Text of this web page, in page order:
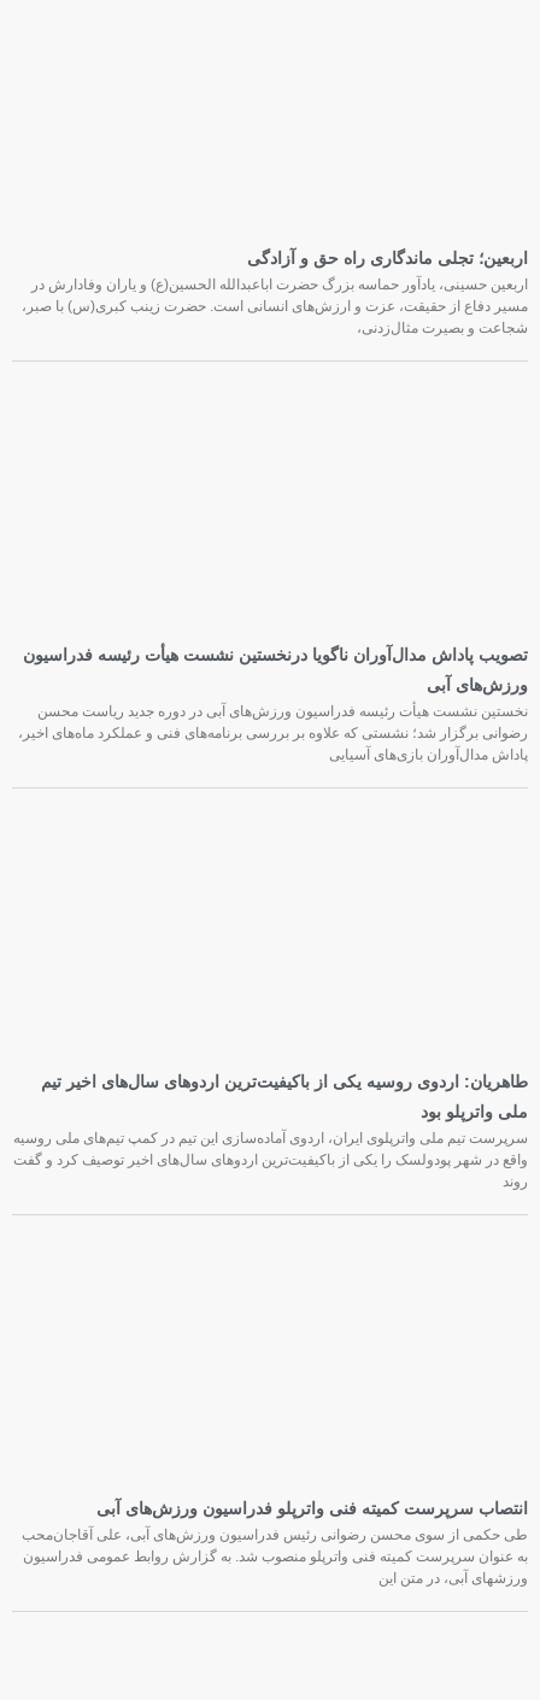
اربعین؛ تجلی ماندگاری راه حق و آزادگی
اربعین حسینی، یادآور حماسه بزرگ حضرت اباعبدالله الحسین(ع) و یاران وفادارش در
مسیر دفاع از حقیقت، عزت و ارزش‌های انسانی است. حضرت زینب کبری(س) با صبر،
شجاعت و بصیرت مثال‌زدنی،
تصویب پاداش مدال‌آوران ناگویا درنخستین نشست هیأت رئیسه فدراسیون
ورزش‌های آبی
نخستین نشست هیأت رئیسه فدراسیون ورزش‌های آبی در دوره جدید ریاست محسن
رضوانی برگزار شد؛ نشستی که علاوه بر بررسی برنامه‌های فنی و عملکرد ماه‌های اخیر،
پاداش مدال‌آوران بازی‌های آسیایی
طاهریان: اردوی روسیه یکی از باکیفیت‌ترین اردوهای سال‌های اخیر تیم
ملی واترپلو بود
سرپرست تیم ملی واترپلوی ایران، اردوی آماده‌سازی این تیم در کمپ تیم‌های ملی روسیه
واقع در شهر پودولسک را یکی از باکیفیت‌ترین اردوهای سال‌های اخیر توصیف کرد و گفت
روند
انتصاب سرپرست کمیته فنی واترپلو فدراسیون ورزش‌های آبی
طی حکمی از سوی محسن رضوانی رئیس فدراسیون ورزش‌های آبی، علی آقاجان‌محب
به عنوان سرپرست کمیته فنی واترپلو منصوب شد. به گزارش روابط عمومی فدراسیون
ورزشهای آبی، در متن این